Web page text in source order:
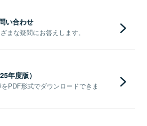
い合わせ
まな疑問にお答えします。
年度版）
PDF形式でダウンロードできま